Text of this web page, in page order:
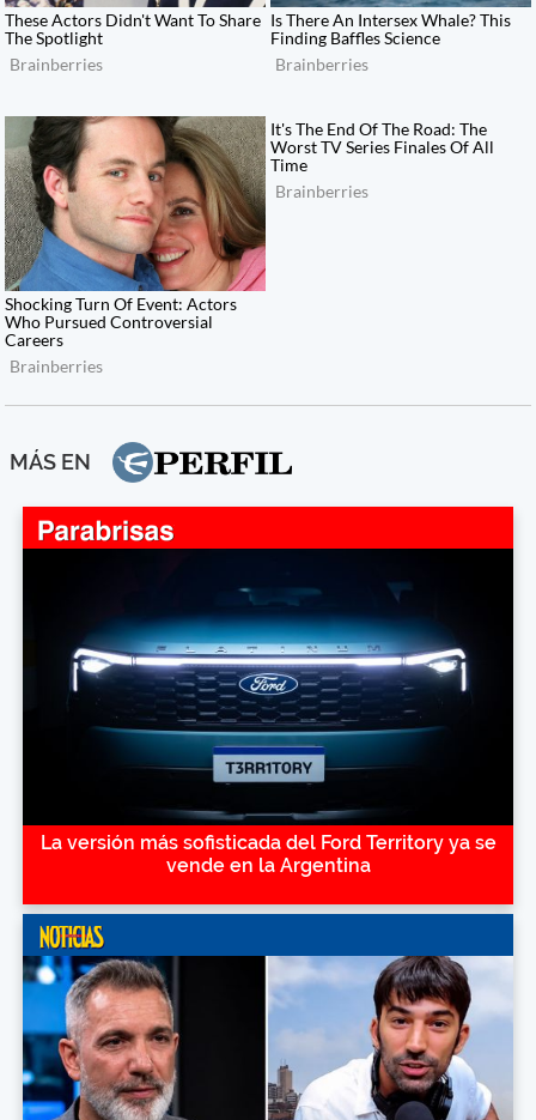
MÁS EN
La versión más sofisticada del Ford Territory ya se
vende en la Argentina